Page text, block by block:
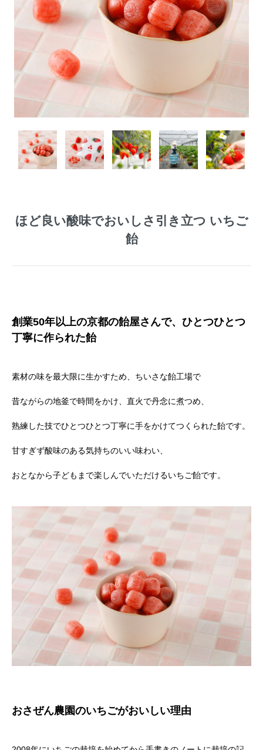
ほど良い酸味でおいしさ引き立つ いちご
飴
創業50年以上の京都の飴屋さんで、ひとつひとつ
丁寧に作られた飴
素材の味を最大限に生かすため、ちいさな飴工場で
昔ながらの地釜で時間をかけ、直火で丹念に煮つめ、
熟練した技でひとつひとつ丁寧に手をかけてつくられた飴です。
甘すぎず酸味のある気持ちのいい味わい、
おとなから子どもまで楽しんでいただけるいちご飴です。
おさぜん農園のいちごがおいしい理由